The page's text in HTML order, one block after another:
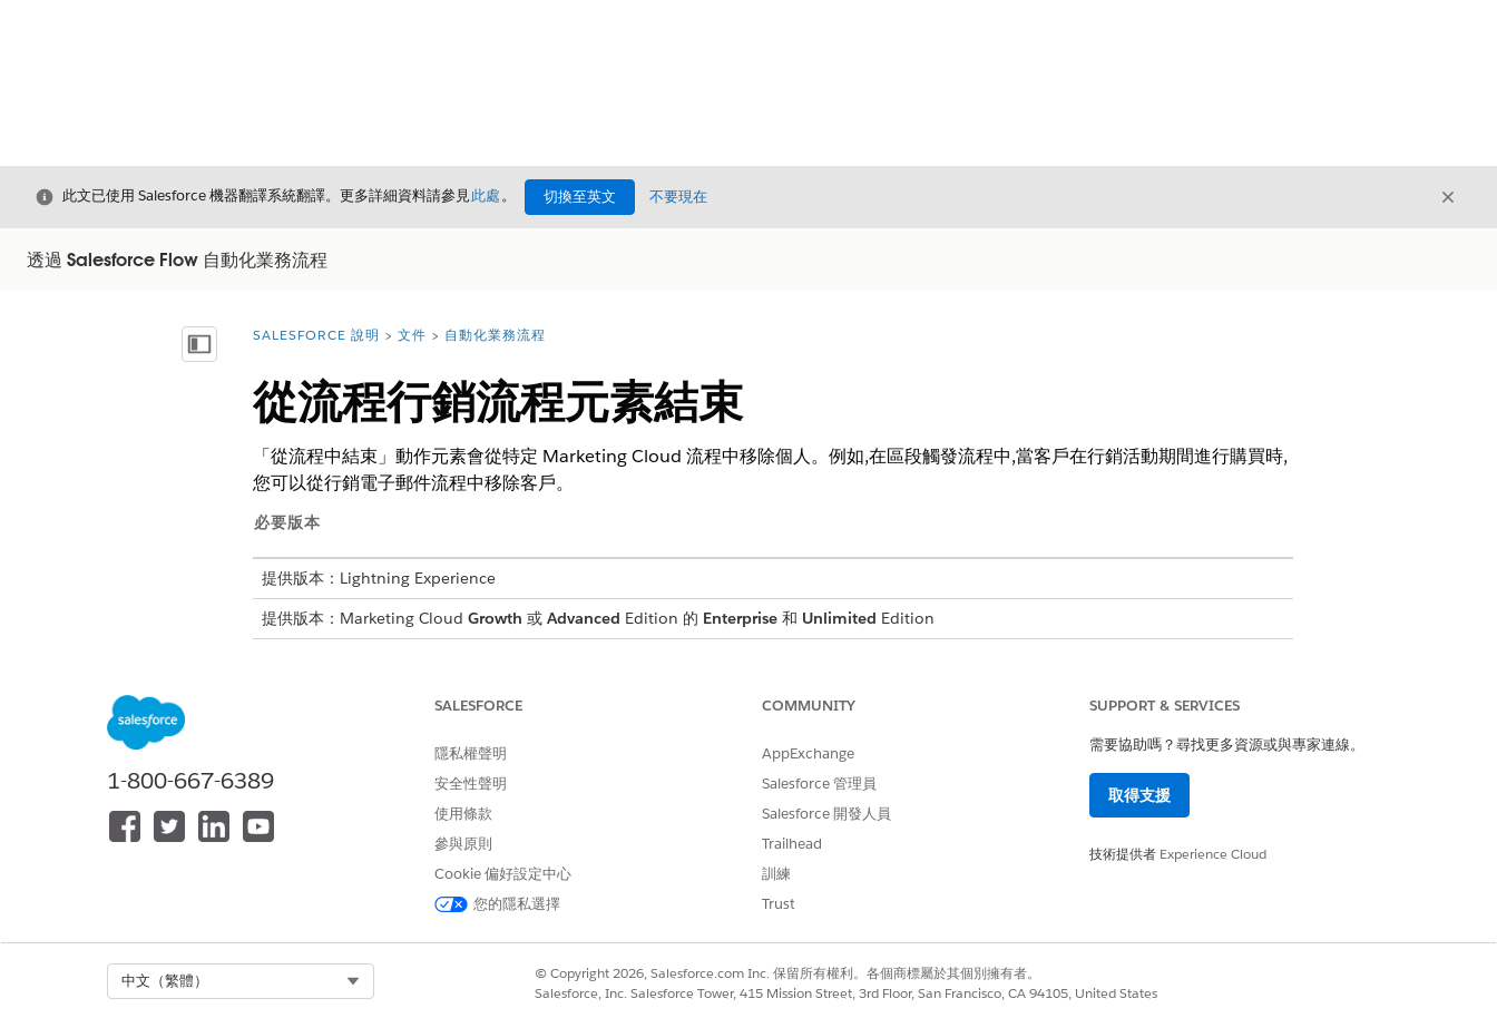
結束
此文已使用 Salesforce 機器翻譯系統翻譯。更多詳細資料請參見此處。 切換至英文 不要現在 結束
透過 Salesforce Flow 自動化業務流程
顯示目錄 您位於此處：
SALESFORCE 說明 文件 自動化業務流程
從流程行銷流程元素結束
「從流程中結束」動作元素會從特定 Marketing Cloud 流程中移除個人。例如,在區段觸發流程中,當客戶在行銷活動期間進行購買時,
您可以從行銷電子郵件流程中移除客戶。
必要版本
提供版本：Lightning Experience
提供版本：Marketing Cloud Growth 或 Advanced Edition 的 Enterprise和 Unlimited Edition
行銷活動成員觸發流程
隨選流程
廣播流程
1-800-667-6389
SALESFORCE
隱私權聲明
安全性聲明
使用條款
參與原則
Cookie 偏好設定中心
您的隱私選擇
COMMUNITY
AppExchange
Salesforce 管理員
Salesforce 開發人員
Trailhead
訓練
Trust
SUPPORT & SERVICES
需要協助嗎？尋找更多資源或與專家連線。
取得支援
技術提供者 Experience Cloud
中文（繁體）
© Copyright 2026, Salesforce.com Inc. 保留所有權利。各個商標屬於其個別擁有者。
Salesforce, Inc. Salesforce Tower, 415 Mission Street, 3rd Floor, San Francisco, CA 94105, United States